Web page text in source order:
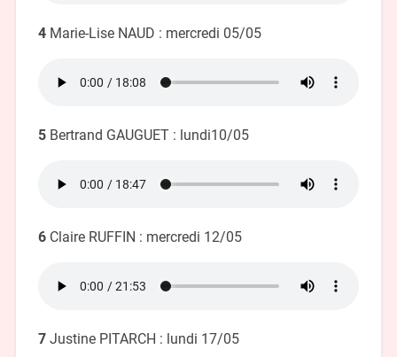
4 Marie-Lise NAUD : mercredi 05/05
5 Bertrand GAUGUET : lundi10/05
6 Claire RUFFIN : mercredi 12/05
7 Justine PITARCH : lundi 17/05